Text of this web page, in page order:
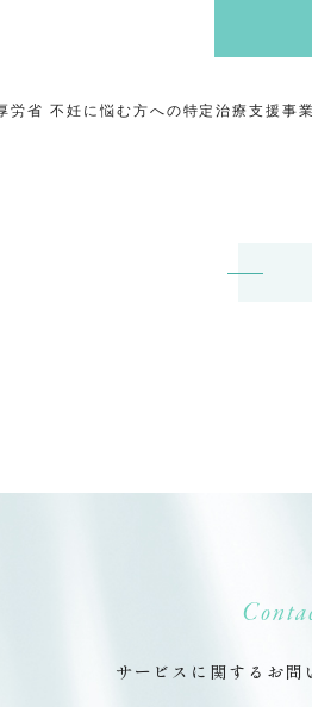
労省 不妊に悩む方への特定治療支援事
サービスに関するお問